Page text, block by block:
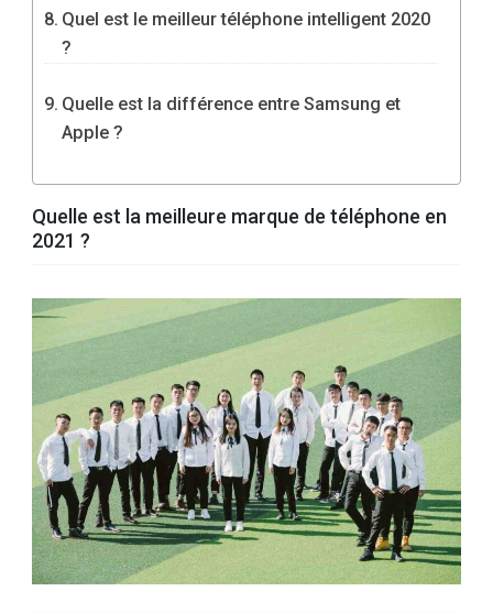
Quel est le meilleur téléphone intelligent 2020
?
Quelle est la différence entre Samsung et
Apple ?
Quelle est la meilleure marque de téléphone en
2021 ?